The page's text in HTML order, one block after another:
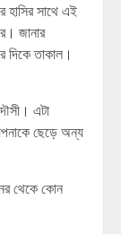
হাসির সাথে এই
জানার
তাকাল।
এটা
ছেড়ে অন্য
থেকে কোন